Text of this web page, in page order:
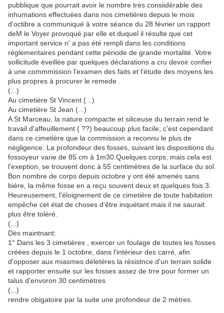
pubblique que pourrait avoir le nombre très consiidérable des
inhumations effectuées dans nos cimetières depuis le mois
d'octibre a communiqué à votre séance du 28 février un rapport
deM le Voyer provoqué par elle et duquel il résulte que cet
important service n' a pas été rempli dans les conditions
réglementaires pendant cette période de grande mortalité. Votre
sollicitude éveillée par quelques déclarations a cru devoir confier
à une commmission l'examen des faits et l'étude des moyens les
plus propres à procurer le remede .
(...)
Au cimetière St Vincent (...)
Au cimetière St Jean (...)
A St Marceau, la nature compacte et siliceuse du terrain rend le
travail d'affeuillement ( ??) beaucoup plus facile; c'est cependant
dans ce cimetière que la commission a reconnu le plus de
négligence. La profondeur des fosses, suivant les dispositions du
fossoyeur varie de 85 cm à 1m30.Quelques corps, mais cela est
l'exeption, se trouvent donc à 55 centimètres de la surface du sol.
Bon nombre de corps depuis octobre y ont été amenés sans
bière, la même fosse en a reçu souvent deux et quelques fois 3.
Heureusement, l'éloignement de ce cimetière de toute habitation
empêche cet état de choses d'être inquétant mais il ne saurait
plus être toléré.
(...)
Dès maintnant:
1° Dans les 3 cimetières , exercer un foulage de toutes les fosses
créées depuis le 1 octobre, dans l'intérieur des carré, afin
d'opposer aux miasmes déletères la résistnce d'un terrain solide
et rapporter ensuite sur les fosses assez de trre pour former un
talus d'envoron 30 centimètres
(...)
rendre obigatoire par la suite une profondeur de 2 mètres.